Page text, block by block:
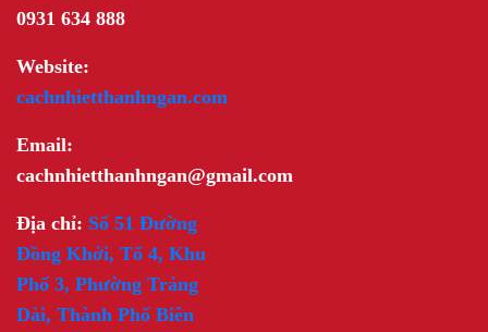
0931 634 888
Website:
cachnhietthanhngan.com
Email:
cachnhietthanhngan@gmail.com
Địa chỉ: Số 51 Đường
Đồng Khởi, Tổ 4, Khu
Phố 3, Phường Trảng
Dài, Thành Phố Biên